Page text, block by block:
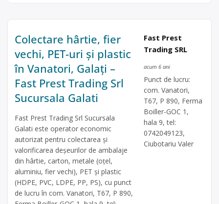
Colectare hârtie, fier
vechi, PET-uri și plastic
în Vanatori, Galați –
Fast Prest Trading Srl
Sucursala Galati
Fast Prest Trading Srl Sucursala
Galati este operator economic
autorizat pentru colectarea și
valorificarea deșeurilor de ambalaje
din hârtie, carton, metale (oțel,
aluminiu, fier vechi), PET și plastic
(HDPE, PVC, LDPE, PP, PS), cu punct
de lucru în com. Vanatori, T67, P 890,
Fast Prest
Trading SRL
acum 6 ani
Punct de lucru:
com. Vanatori,
T67, P 890, Ferma
Boiller-GOC 1,
hala 9, tel:
0742049123,
Ciubotariu Valer